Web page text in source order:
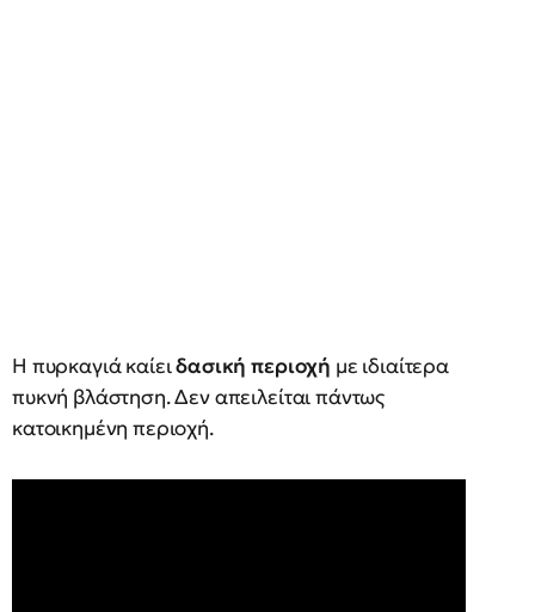
Η πυρκαγιά καίειδασική περιοχή με ιδιαίτερα
πυκνή βλάστηση. Δεν απειλείται πάντως
κατοικημένη περιοχή.